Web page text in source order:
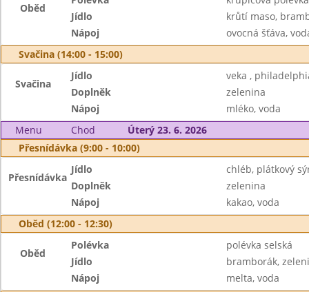
Oběd
Jídlo
krůtí maso,
Nápoj
ovocná šťáva,
Svačina (14:00 - 15:00)
Svačina
Jídlo
veka ,
Doplněk
zelenina
Nápoj
mléko, voda
Menu
Chod
Úterý 23. 6. 2026
Přesnídávka (9:00 - 10:00)
Přesnídávka
Jídlo
chléb, plátkový
Doplněk
zelenina
Nápoj
kakao, voda
Oběd (12:00 - 12:30)
Oběd
Polévka
polévka selská
Jídlo
bramborák,
Nápoj
melta, voda